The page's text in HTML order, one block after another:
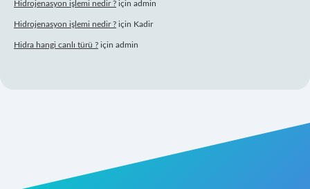
Hidrojenasyon işlemi nedir ? için admin
Hidrojenasyon işlemi nedir ? için Kadir
Hidra hangi canlı türü ? için admin